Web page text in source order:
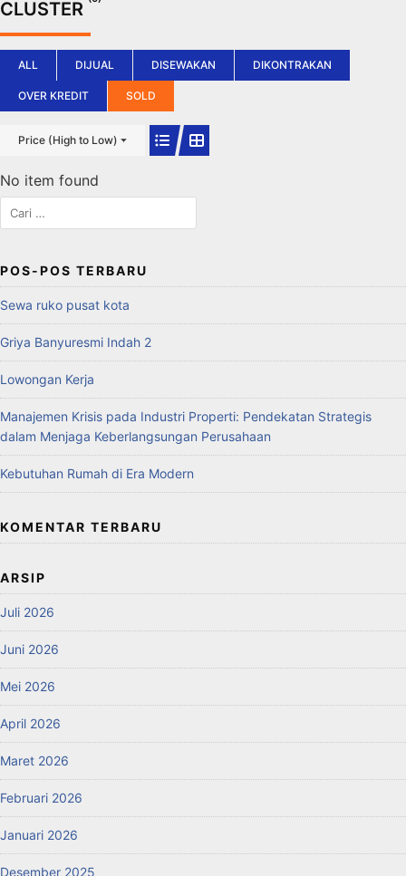
Langsung
ke
konten
CLUSTER
ALL DIJUAL DISEWAKAN DIKONTRAKAN
OVER KREDIT SOLD
Price (High to Low)
No item found
Cari
untuk:
POS-POS TERBARU
Sewa ruko pusat kota
Griya Banyuresmi Indah 2
Lowongan Kerja
Manajemen Krisis pada Industri Properti: Pendekatan Strategis
dalam Menjaga Keberlangsungan Perusahaan
Kebutuhan Rumah di Era Modern
KOMENTAR TERBARU
ARSIP
Juli 2026
Juni 2026
Mei 2026
April 2026
Maret 2026
Februari 2026
Januari 2026
Desember 2025